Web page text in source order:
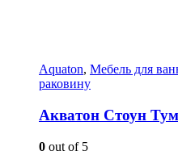
Aquaton, Мебель для
раковину
Акватон Стоун
0 out of 5